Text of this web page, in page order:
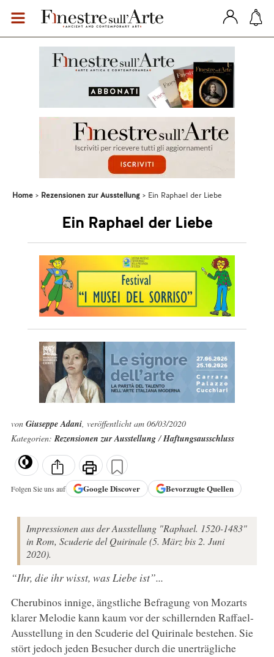
Home Rezensionen zur Ausstellung Ein Raphael der Liebe
Ein Raphael der Liebe
von Giuseppe Adani, veröffentlicht am 06/03/2020
Kategorien:Rezensionen zur Ausstellung/Haftungsausschluss
Folgen Sie uns auf GoogleDiscover Bevorzugte Quellen
Impressionen aus der Ausstellung "Raphael. 1520-1483"
in Rom, Scuderie del Quirinale (5. März bis 2. Juni
2020).
“Ihr, die ihr wisst, was Liebe ist”...
Cherubinos innige, ängstliche Befragung von Mozarts
klarer Melodie kann kaum vor der schillernden Raffael-
Ausstellung in den Scuderie del Quirinale bestehen. Sie
stört jedoch jeden Besucher durch die unerträgliche